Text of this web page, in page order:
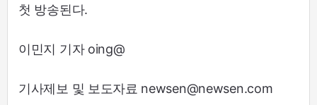
첫 방송된다.
이민지 기자 oing@
기사제보 및 보도자료 newsen@newsen.com